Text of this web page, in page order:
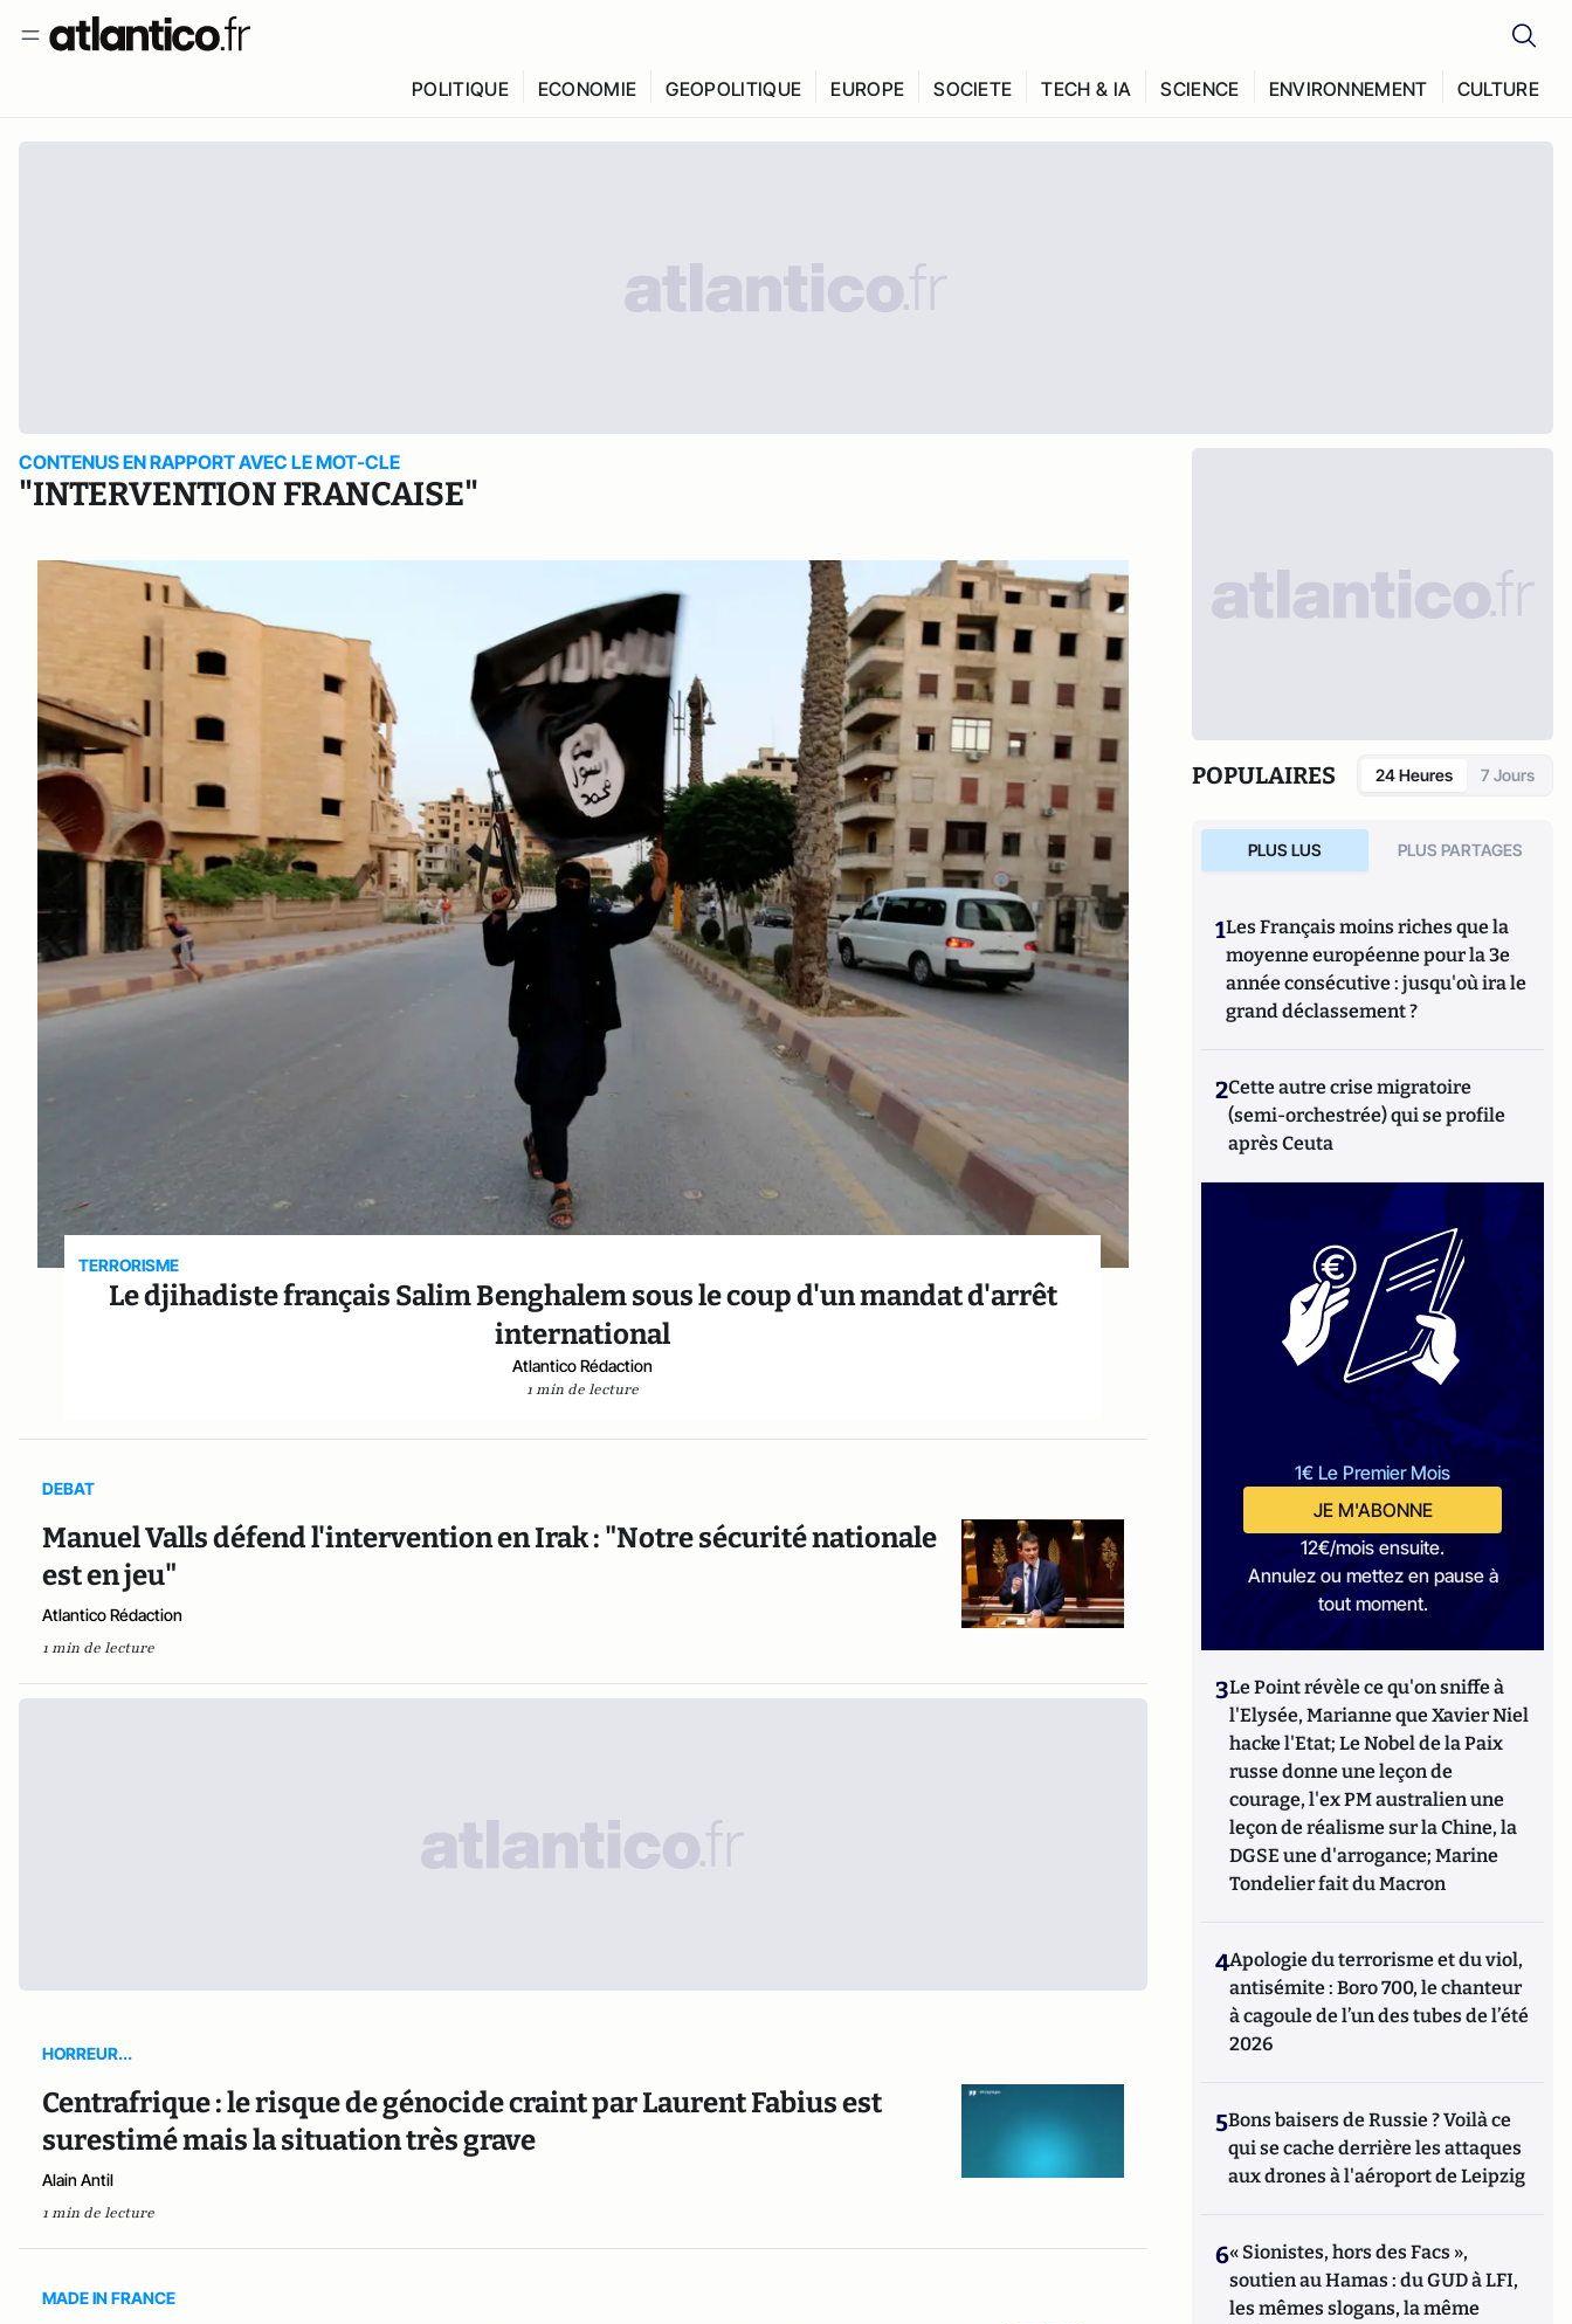
POLITIQUE ECONOMIE GEOPOLITIQUE EUROPE SOCIETE TECH & IA SCIENCE ENVIRONNEMENT CULTURE
CONTENUS EN RAPPORT AVEC LE MOT-CLE
"INTERVENTION FRANCAISE"
TERRORISME
Le djihadiste français Salim Benghalem sous le coup d'un mandat d'arrêt
international
Atlantico Rédaction
1 min de lecture
DEBAT
Manuel Valls défend l'intervention en Irak : "Notre sécurité nationale
est en jeu"
Atlantico Rédaction
1 min de lecture
HORREUR...
Centrafrique : le risque de génocide craint par Laurent Fabius est
surestimé mais la situation très grave
Alain Antil
1 min de lecture
MADE IN FRANCE
POPULAIRES 24 Heures 7 Jours
PLUS LUS PLUS PARTAGES
1Les Français moins riches que la
moyenne européenne pour la 3e
année consécutive : jusqu'où ira le
grand déclassement ?
2Cette autre crise migratoire
(semi-orchestrée) qui se profile
après Ceuta
1€ Le Premier Mois
JE M'ABONNE
12€/mois ensuite.
Annulez ou mettez en pause à
tout moment.
3Le Point révèle ce qu'on sniffe à
l'Elysée, Marianne que Xavier Niel
hacke l'Etat; Le Nobel de la Paix
russe donne une leçon de
courage, l'ex PM australien une
leçon de réalisme sur la Chine, la
DGSE une d'arrogance; Marine
Tondelier fait du Macron
4Apologie du terrorisme et du viol,
antisémite : Boro 700, le chanteur
à cagoule de l’un des tubes de l’été
2026
5Bons baisers de Russie ? Voilà ce
qui se cache derrière les attaques
aux drones à l'aéroport de Leipzig
6« Sionistes, hors des Facs »,
soutien au Hamas : du GUD à LFI,
les mêmes slogans, la même